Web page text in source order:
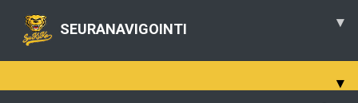
SEURANAVIGOINTI ▾
▾